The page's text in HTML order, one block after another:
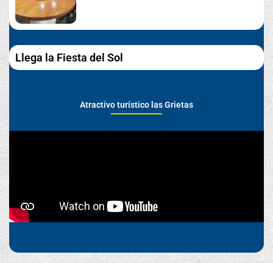
Llega la Fiesta del Sol
Atractivo turístico las Grietas